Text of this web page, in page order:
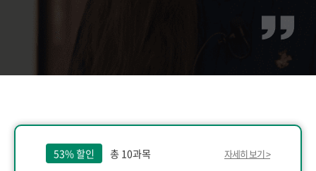
53% 할인 총 10과목 자세히 보기 >